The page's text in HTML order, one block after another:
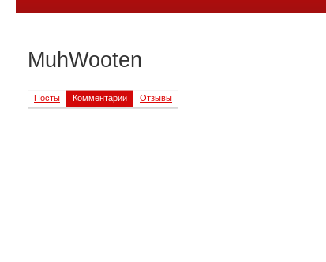
MuhWooten
Посты Комментарии Отзывы